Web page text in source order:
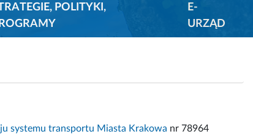
POLITYKI,
E-
URZĄD
systemu transportu Miasta Krakowa nr 78964